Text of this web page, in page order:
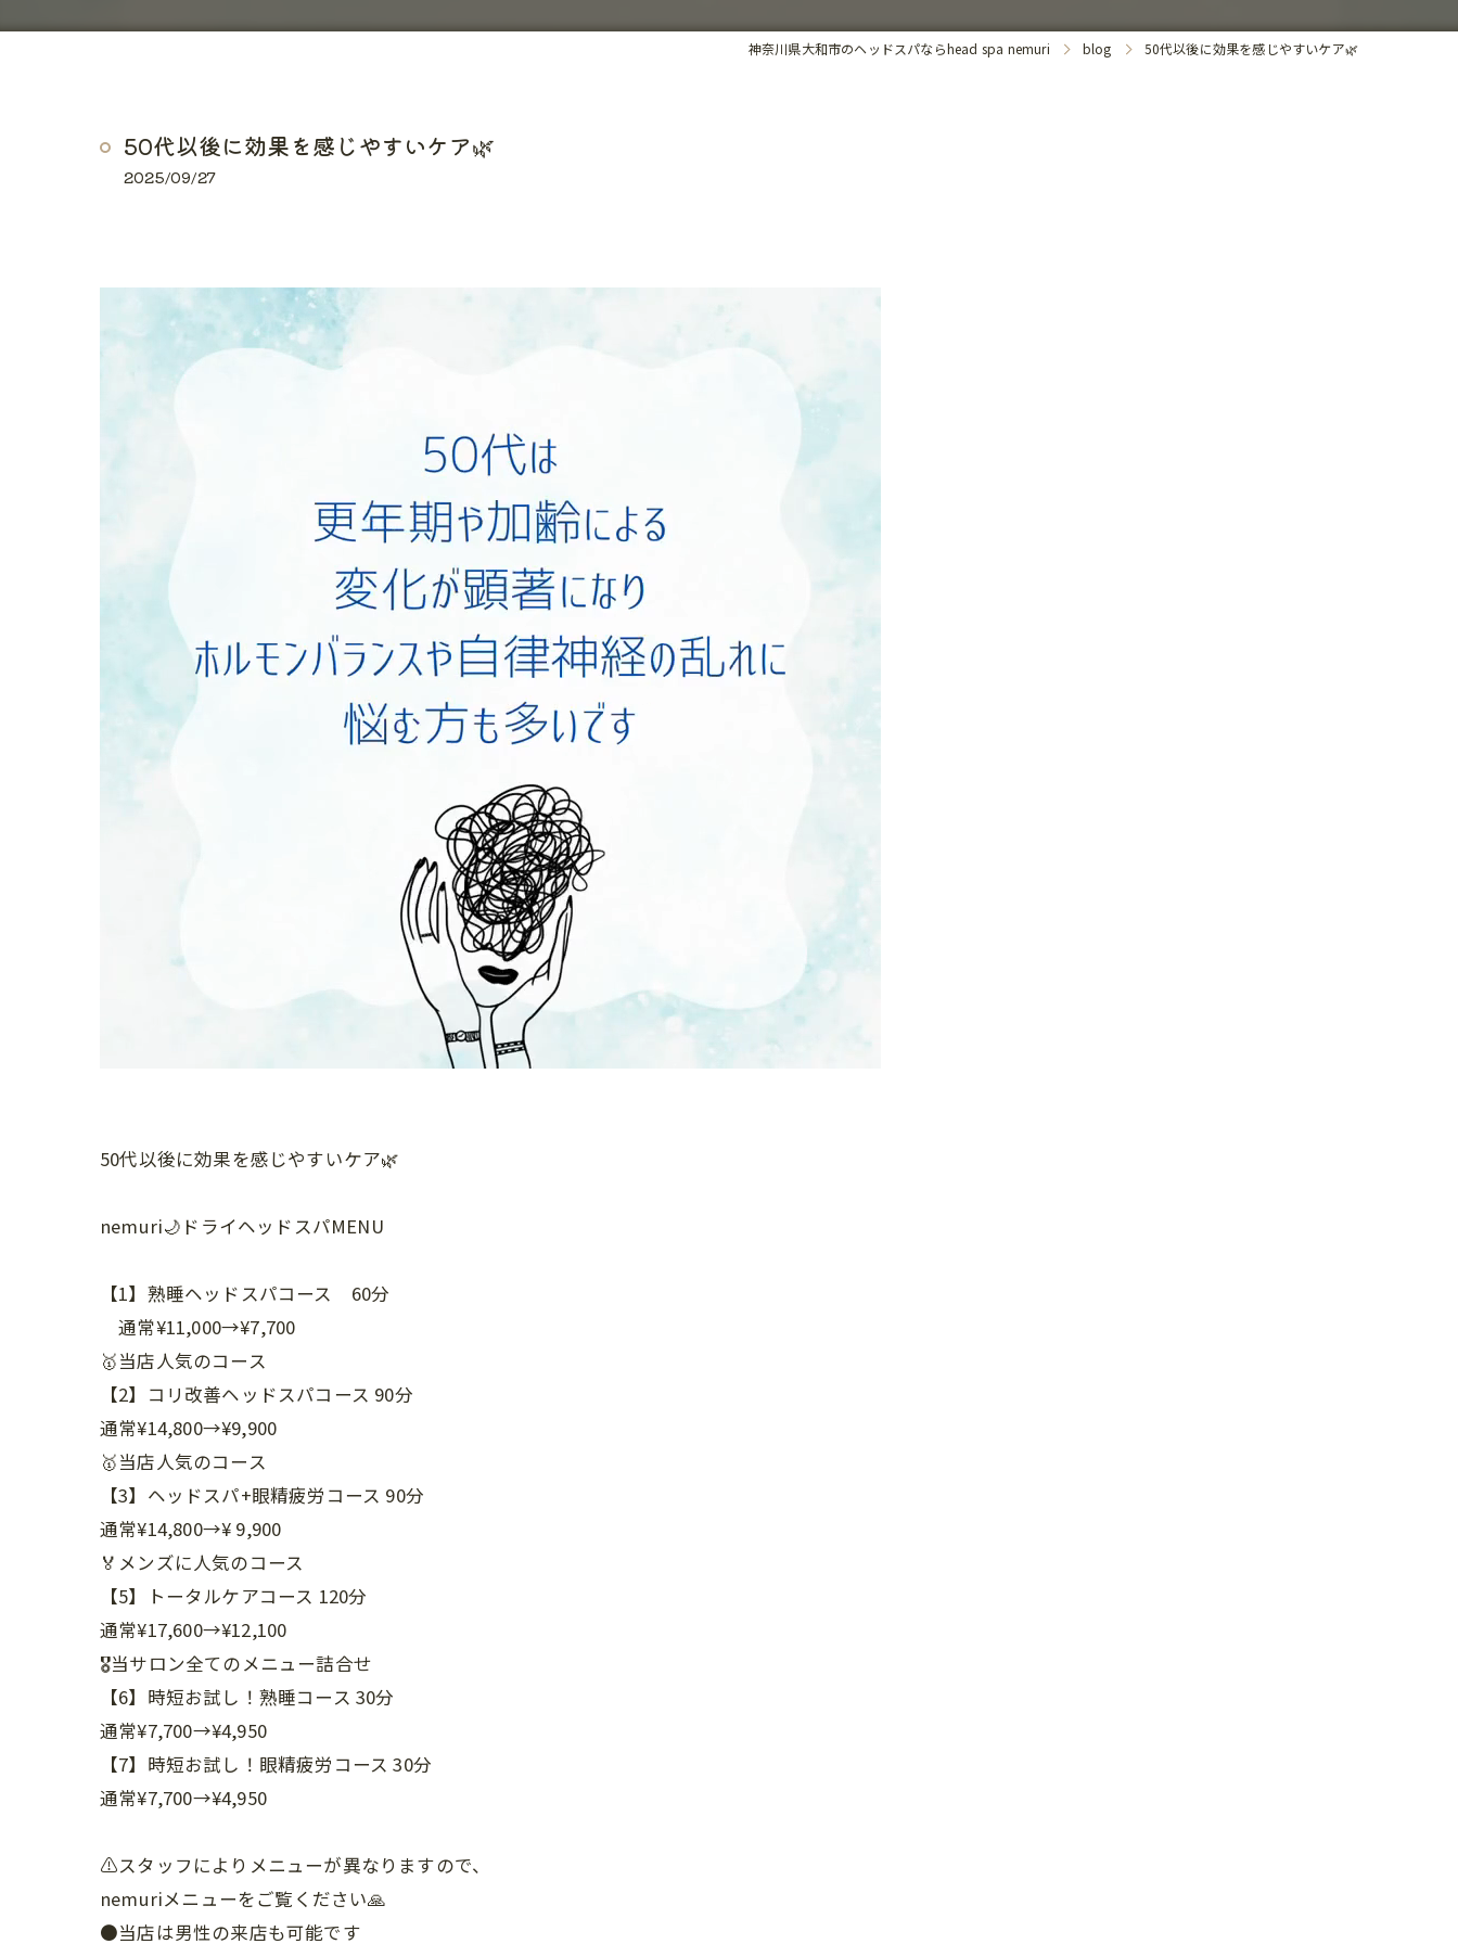
神奈川県大和市のヘッドスパならhead spa nemuri blog 50代以後に効果を感じやすいケア🌿
50代以後に効果を感じやすいケア🌿
2025/09/27
50代以後に効果を感じやすいケア🌿
nemuri🌙ドライヘッドスパMENU
【1】熟睡ヘッドスパコース 60分
通常¥11,000→¥7,700
🥇当店人気のコース
【2】コリ改善ヘッドスパコース 90分
通常¥14,800→¥9,900
🥇当店人気のコース
【3】ヘッドスパ+眼精疲労コース 90分
通常¥14,800→¥ 9,900
🏅メンズに人気のコース
【5】トータルケアコース 120分
通常¥17,600→¥12,100
🎖️当サロン全てのメニュー詰合せ
【6】時短お試し！熟睡コース 30分
通常¥7,700→¥4,950
【7】時短お試し！眼精疲労コース 30分
通常¥7,700→¥4,950
⚠️スタッフによりメニューが異なりますので、
nemuriメニューをご覧ください🙏
●当店は男性の来店も可能です